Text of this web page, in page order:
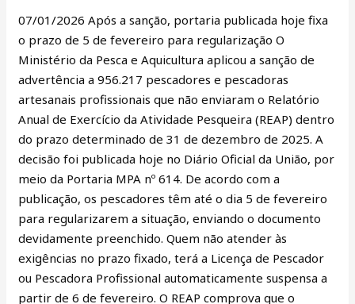
07/01/2026 Após a sanção, portaria publicada hoje fixa
o prazo de 5 de fevereiro para regularização O
Ministério da Pesca e Aquicultura aplicou a sanção de
advertência a 956.217 pescadores e pescadoras
artesanais profissionais que não enviaram o Relatório
Anual de Exercício da Atividade Pesqueira (REAP) dentro
do prazo determinado de 31 de dezembro de 2025. A
decisão foi publicada hoje no Diário Oficial da União, por
meio da Portaria MPA nº 614. De acordo com a
publicação, os pescadores têm até o dia 5 de fevereiro
para regularizarem a situação, enviando o documento
devidamente preenchido. Quem não atender às
exigências no prazo fixado, terá a Licença de Pescador
ou Pescadora Profissional automaticamente suspensa a
partir de 6 de fevereiro. O REAP comprova que o
que